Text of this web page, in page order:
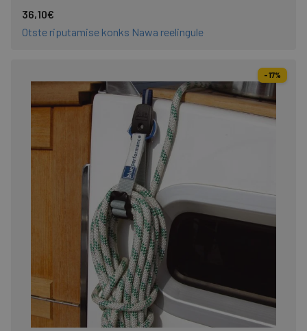
36,10€
Otste riputamise konks Nawa reelingule
-17%